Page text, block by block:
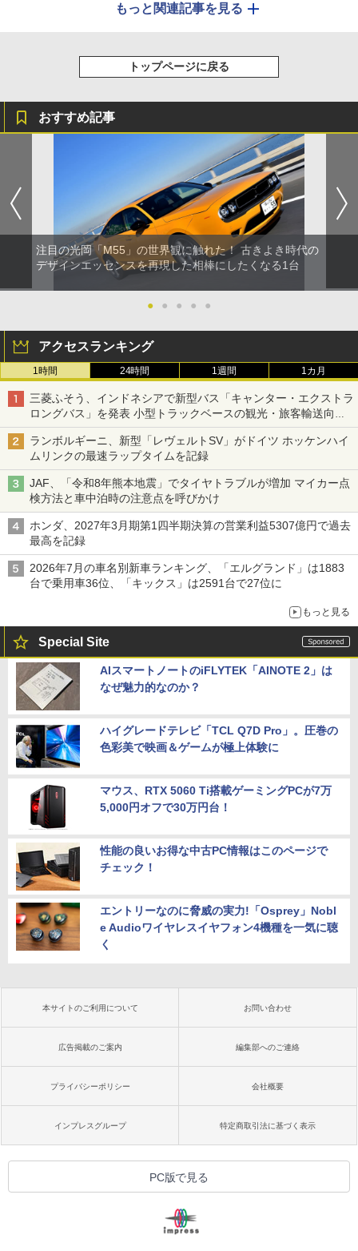
もっと関連記事を見る
トップページに戻る
おすすめ記事
注目の光岡「M55」の世界観に触れた！ 古きよき時代の
デザインエッセンスを再現した相棒にしたくなる1台
● ● ● ● ●
アクセスランキング
1時間 24時間 1週間 1カ月
三菱ふそう、インドネシアで新型バス「キャンター・エクストラ
ロングバス」を発表 小型トラックベースの観光・旅客輸送向け
バス
ランボルギーニ、新型「レヴェルトSV」がドイツ ホッケンハイ
ムリンクの最速ラップタイムを記録
JAF、「令和8年熊本地震」でタイヤトラブルが増加 マイカー点
検方法と車中泊時の注意点を呼びかけ
ホンダ、2027年3月期第1四半期決算の営業利益5307億円で過去
最高を記録
2026年7月の車名別新車ランキング、「エルグランド」は1883
台で乗用車36位、「キックス」は2591台で27位に
もっと見る
Special Site
AIスマートノートのiFLYTEK「AINOTE 2」は
なぜ魅力的なのか？
ハイグレードテレビ「TCL Q7D Pro」。圧巻の
色彩美で映画＆ゲームが極上体験に
マウス、RTX 5060 Ti搭載ゲーミングPCが7万
5,000円オフで30万円台！
性能の良いお得な中古PC情報はこのページで
チェック！
エントリーなのに脅威の実力!「Osprey」Nobl
e Audioワイヤレスイヤフォン4機種を一気に聴
く
本サイトのご利用について お問い合わせ
広告掲載のご案内 編集部へのご連絡
プライバシーポリシー 会社概要
インプレスグループ 特定商取引法に基づく表示
PC版で見る